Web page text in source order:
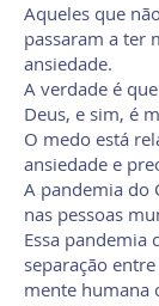
Aqueles que
passaram a ter
ansiedade.
A verdade é
Deus, e sim, é
O medo está
ansiedade e
A pandemia do
nas pessoas
Essa pandemia
separação
mente humana